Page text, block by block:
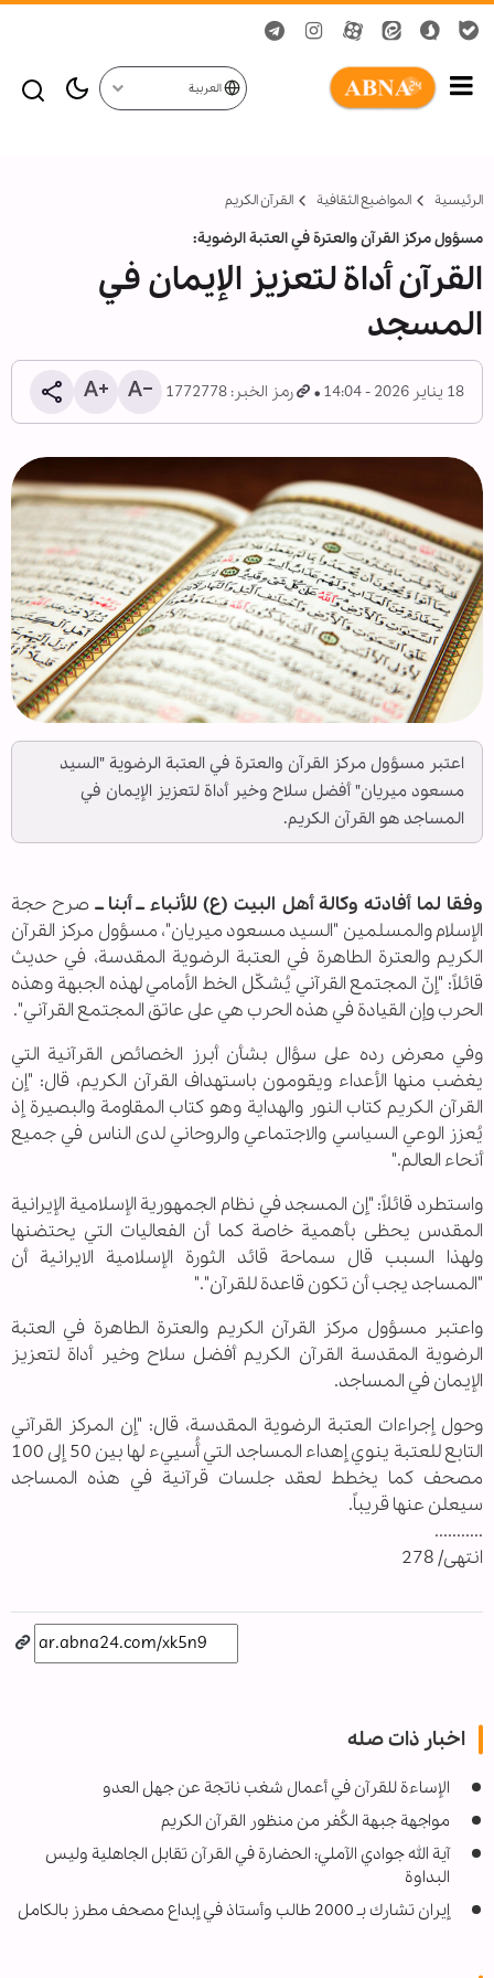
العربية
الرئيسية المواضیع الثقافية القرآن الکریم
مسؤول مركز القرآن والعترة في العتبة الرضوية:
القرآن أداة لتعزيز الإيمان في
المسجد
18 يناير 2026 - 14:04 رمز الخبر: 1772778
اعتبر مسؤول مركز القرآن والعترة في العتبة الرضوية "السيد
مسعود ميريان" أفضل سلاح وخير أداة لتعزيز الإيمان في
المساجد هو القرآن الكريم.
وفقا لما أفادته وكالة أهل البيت (ع) للأنباء ــ أبنا ــ صرح حجة
الإسلام والمسلمين "السيد مسعود ميريان"، مسؤول مركز القرآن
الكريم والعترة الطاهرة في العتبة الرضوية المقدسة، في حديث
قائلاً: "إنّ المجتمع القرآني يُشكّل الخط الأمامي لهذه الجبهة وهذه
الحرب وإن القيادة في هذه الحرب هي على عاتق المجتمع القرآني".
وفي معرض رده على سؤال بشأن أبرز الخصائص القرآنية التي
يغضب منها الأعداء ويقومون باستهداف القرآن الكريم، قال: "إن
القرآن الكريم كتاب النور والهداية وهو كتاب المقاومة والبصيرة إذ
يُعزز الوعي السياسي والاجتماعي والروحاني لدى الناس في جميع
أنحاء العالم."
واستطرد قائلاً: "إن المسجد في نظام الجمهورية الإسلامية الإيرانية
المقدس يحظى بأهمية خاصة كما أن الفعاليات التي يحتضنها
ولهذا السبب قال سماحة قائد الثورة الإسلامية الایرانیة أن
"المساجد يجب أن تكون قاعدة للقرآن"."
واعتبر مسؤول مركز القرآن الكريم والعترة الطاهرة في العتبة
الرضوية المقدسة القرآن الكريم أفضل سلاح وخير أداة لتعزيز
الإيمان في المساجد.
وحول إجراءات العتبة الرضوية المقدسة، قال: "إن المركز القرآني
التابع للعتبة ينوي إهداء المساجد التي أُسييء لها بين 50 إلى 100
مصحف كما يخطط لعقد جلسات قرآنية في هذه المساجد
سيعلن عنها قريباً.
...........
انتهى/ 278
اخبار ذات صله
الإساءة للقرآن في أعمال شغب ناتجة عن جهل العدو
مواجهة جبهة الكُفر من منظور القرآن الكريم
آية الله جوادي الآملي: الحضارة في القرآن تقابل الجاهلية وليس
البداوة
إیران تشارك بـ 2000 طالب وأستاذ في إبداع مصحف مطرز بالكامل